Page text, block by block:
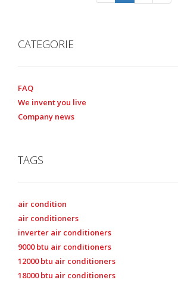
CATEGORIE
FAQ
We invent you live
Company news
TAGS
air condition
air conditioners
inverter air conditioners
9000 btu air conditioners
12000 btu air conditioners
18000 btu air conditioners